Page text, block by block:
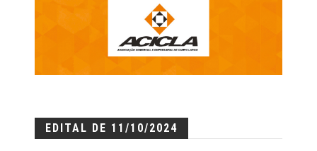
EDITAL DE 11/10/2024